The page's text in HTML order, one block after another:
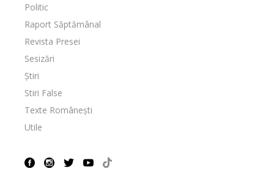
Politic
Raport Săptămânal
Revista Presei
Sesizări
Știri
Stiri False
Texte Românești
Utile